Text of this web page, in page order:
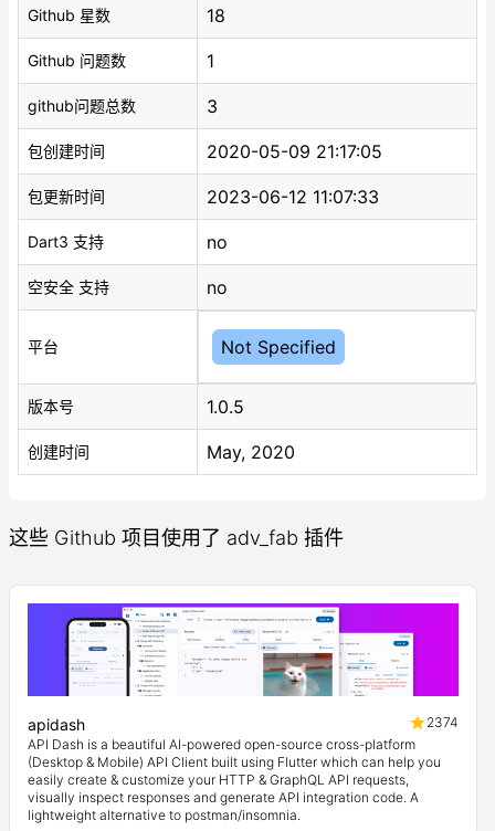
Github 星数 18
Github 问题数 1
github问题总数 3
包创建时间 2020-05-09 21:17:05
包更新时间 2023-06-12 11:07:33
Dart3 支持 no
空安全 支持 no
平台 Not Specified
版本号 1.0.5
创建时间 May, 2020
这些 Github 项目使用了 adv_fab 插件
apidash
2374
API Dash is a beautiful AI-powered open-source cross-platform
(Desktop & Mobile) API Client built using Flutter which can help you
easily create & customize your HTTP & GraphQL API requests,
visually inspect responses and generate API integration code. A
lightweight alternative to postman/insomnia.